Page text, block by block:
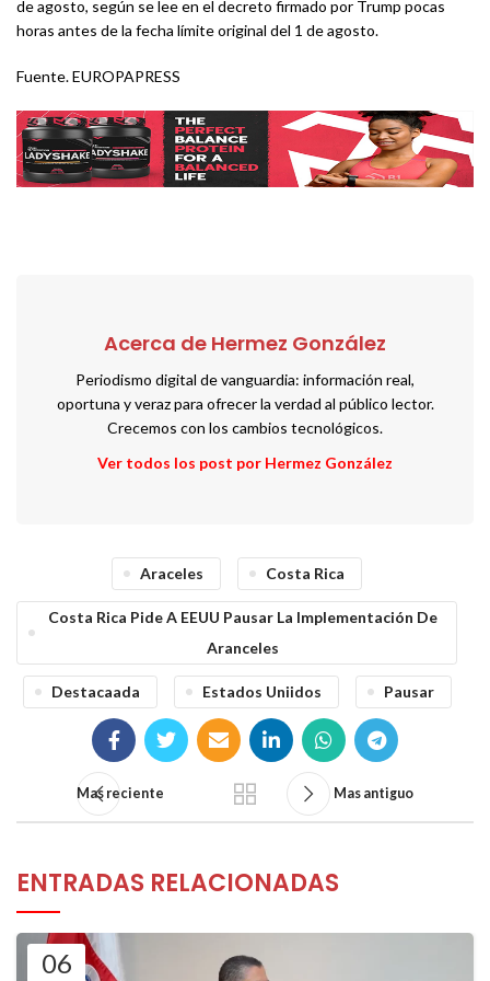
de agosto, según se lee en el decreto firmado por Trump pocas
horas antes de la fecha límite original del 1 de agosto.
Fuente. EUROPAPRESS
Acerca de Hermez González
Periodismo digital de vanguardia: información real,
oportuna y veraz para ofrecer la verdad al público lector.
Crecemos con los cambios tecnológicos.
Ver todos los post por Hermez González
Araceles Costa Rica
Costa Rica Pide A EEUU Pausar La Implementación De
Aranceles
Destacaada Estados Uniidos Pausar
Mas reciente Mas antiguo
ENTRADAS RELACIONADAS
06